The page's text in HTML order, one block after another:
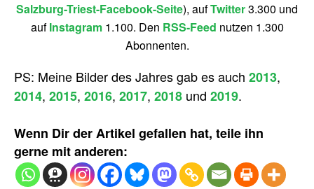
Salzburg-Triest-Facebook-Seite), aufTwitter3.300 und
aufInstagram1.100. Den RSS-Feed nutzen 1.300
Abonnenten.
PS: Meine Bilder des Jahres gab es auch 2013,
2014, 2015, 2016, 2017, 2018 und 2019.
Wenn Dir der Artikel gefallen hat, teile ihn
gerne mit anderen: